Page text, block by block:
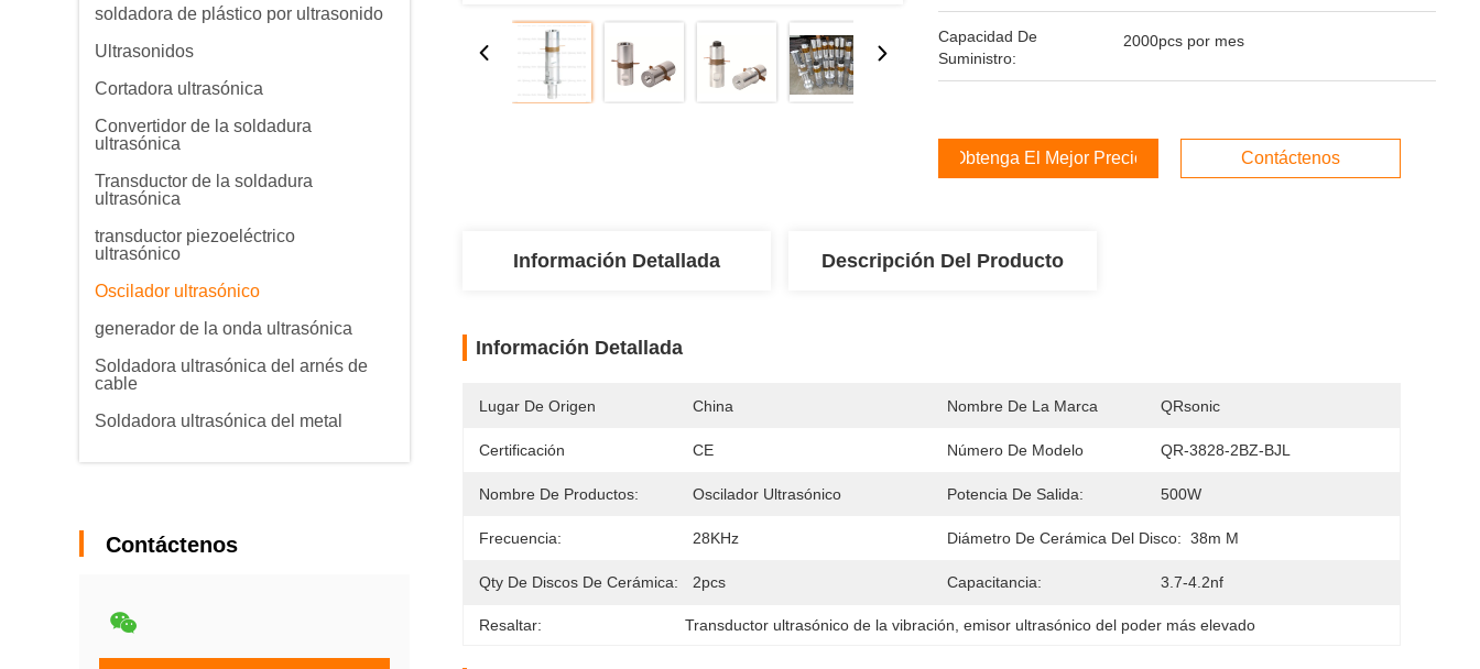
soldadora de plástico por ultrasonido
Ultrasonidos
Cortadora ultrasónica
Convertidor de la soldadura
ultrasónica
Transductor de la soldadura
ultrasónica
transductor piezoeléctrico
ultrasónico
Oscilador ultrasónico
generador de la onda ultrasónica
Soldadora ultrasónica del arnés de
cable
Soldadora ultrasónica del metal
Contáctenos
Capacidad De
Suministro:
2000pcs por mes
Obtenga El Mejor Precio Contáctenos
Información Detallada Descripción Del Producto
Información Detallada
Lugar De Origen China Nombre De La Marca QRsonic
Certificación CE Número De Modelo QR-3828-2BZ-BJL
Nombre De Productos: Oscilador Ultrasónico Potencia De Salida: 500W
Frecuencia: 28KHz Diámetro De Cerámica Del Disco: 38m M
Qty De Discos De Cerámica: 2pcs Capacitancia: 3.7-4.2nf
Resaltar: Transductor ultrasónico de la vibración , emisor ultrasónico del poder más elevado